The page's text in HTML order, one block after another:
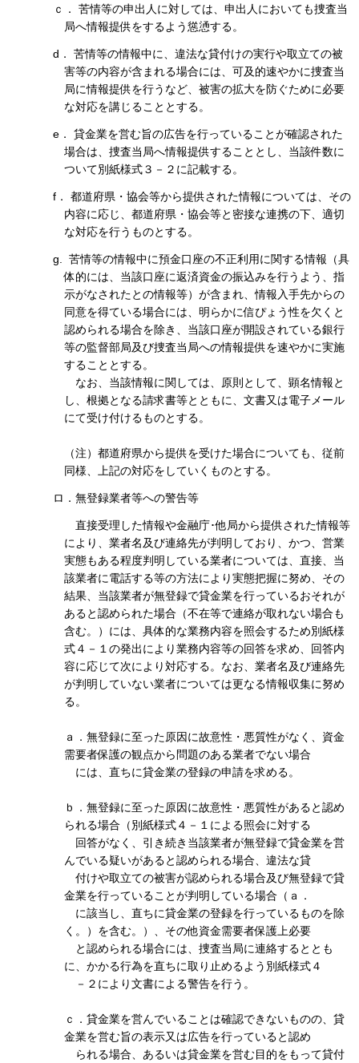
ｃ． 苦情等の申出人に対しては、申出人においても捜査当
局へ情報提供をするよう慫慂する。
d． 苦情等の情報中に、違法な貸付けの実行や取立ての被
害等の内容が含まれる場合には、可及的速やかに捜査当
局に情報提供を行うなど、被害の拡大を防ぐために必要
な対応を講じることとする。
e． 貸金業を営む旨の広告を行っていることが確認された
場合は、捜査当局へ情報提供することとし、当該件数に
ついて別紙様式３－２に記載する。
f． 都道府県・協会等から提供された情報については、その
内容に応じ、都道府県・協会等と密接な連携の下、適切
な対応を行うものとする。
g. 苦情等の情報中に預金口座の不正利用に関する情報（具
体的には、当該口座に返済資金の振込みを行うよう、指
示がなされたとの情報等）が含まれ、情報入手先からの
同意を得ている場合には、明らかに信ぴょう性を欠くと
認められる場合を除き、当該口座が開設されている銀行
等の監督部局及び捜査当局への情報提供を速やかに実施
することとする。
なお、当該情報に関しては、原則として、顕名情報と
し、根拠となる請求書等とともに、文書又は電子メール
にて受け付けるものとする。
（注）都道府県から提供を受けた場合についても、従前
同様、上記の対応をしていくものとする。
ロ．無登録業者等への警告等
直接受理した情報や金融庁･他局から提供された情報等
により、業者名及び連絡先が判明しており、かつ、営業
実態もある程度判明している業者については、直接、当
該業者に電話する等の方法により実態把握に努め、その
結果、当該業者が無登録で貸金業を行っているおそれが
あると認められた場合（不在等で連絡が取れない場合も
含む。）には、具体的な業務内容を照会するため別紙様
式４－１の発出により業務内容等の回答を求め、回答内
容に応じて次により対応する。なお、業者名及び連絡先
が判明していない業者については更なる情報収集に努め
る。
ａ．無登録に至った原因に故意性・悪質性がなく、資金
需要者保護の観点から問題のある業者でない場合
には、直ちに貸金業の登録の申請を求める。
ｂ．無登録に至った原因に故意性・悪質性があると認め
られる場合（別紙様式４－１による照会に対する
回答がなく、引き続き当該業者が無登録で貸金業を営
んでいる疑いがあると認められる場合、違法な貸
付けや取立ての被害が認められる場合及び無登録で貸
金業を行っていることが判明している場合（ａ．
に該当し、直ちに貸金業の登録を行っているものを除
く。）を含む。）、その他資金需要者保護上必要
と認められる場合には、捜査当局に連絡するととも
に、かかる行為を直ちに取り止めるよう別紙様式４
－２により文書による警告を行う。
ｃ．貸金業を営んでいることは確認できないものの、貸
金業を営む旨の表示又は広告を行っていると認め
られる場合、あるいは貸金業を営む目的をもって貸付